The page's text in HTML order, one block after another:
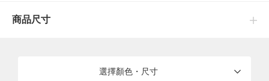
更加洗練的設計元素。結合布料本身的質感，穿著感受輕盈舒適。
Model：H183 B99 W76 H96 Size：L
商品尺寸
選擇顏色・尺寸